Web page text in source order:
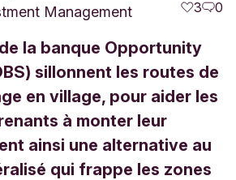
Management 3 0
la banque Opportunity
sillonnent les routes de
en village, pour aider les
à monter leur
ainsi une alternative au
qui frappe les zones